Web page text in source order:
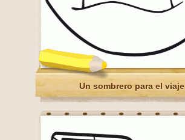
Un sombrero para el viaje